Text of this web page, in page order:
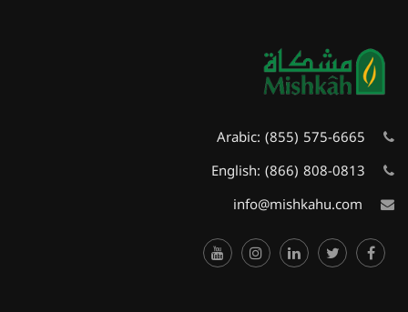
Arabic: (855) 575-6665
English: (866) 808-0813
info@mishkahu.com